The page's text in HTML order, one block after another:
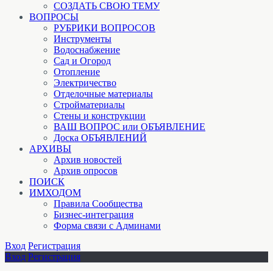
СОЗДАТЬ СВОЮ ТЕМУ
ВОПРОСЫ
РУБРИКИ ВОПРОСОВ
Инструменты
Водоснабжение
Сад и Огород
Отопление
Электричество
Отделочные материалы
Стройматериалы
Стены и конструкции
ВАШ ВОПРОС или ОБЪЯВЛЕНИЕ
Доска ОБЪЯВЛЕНИЙ
АРХИВЫ
Архив новостей
Архив опросов
ПОИСК
ИМХОДОМ
Правила Сообщества
Бизнес-интеграция
Форма связи с Админами
Вход Регистрация
Вход Регистрация